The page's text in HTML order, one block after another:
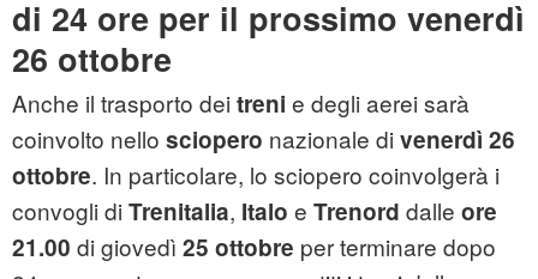
di 24 ore per il prossimo venerdì
26 ottobre
Anche il trasporto dei treni e degli aerei sarà
coinvolto nello sciopero nazionale di venerdì 26
ottobre. In particolare, lo sciopero coinvolgerà i
convogli di Trenitalia, Italo e Trenord dalle ore
21.00 di giovedì 25 ottobre per terminare dopo